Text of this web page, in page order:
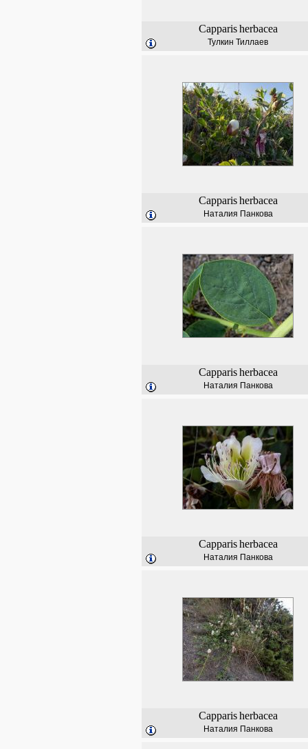
Capparis herbacea
Тулкин Тиллаев
Capparis herbacea
Наталия Панкова
Capparis herbacea
Наталия Панкова
Capparis herbacea
Наталия Панкова
Capparis herbacea
Наталия Панкова